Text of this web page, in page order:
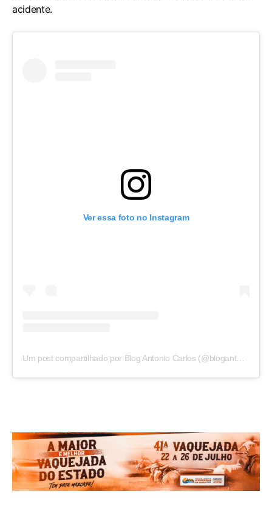
acidente.
Ver essa foto no Instagram
Um post compartilhado por Blog Antonio Carlos (@blogantoniocarlos)